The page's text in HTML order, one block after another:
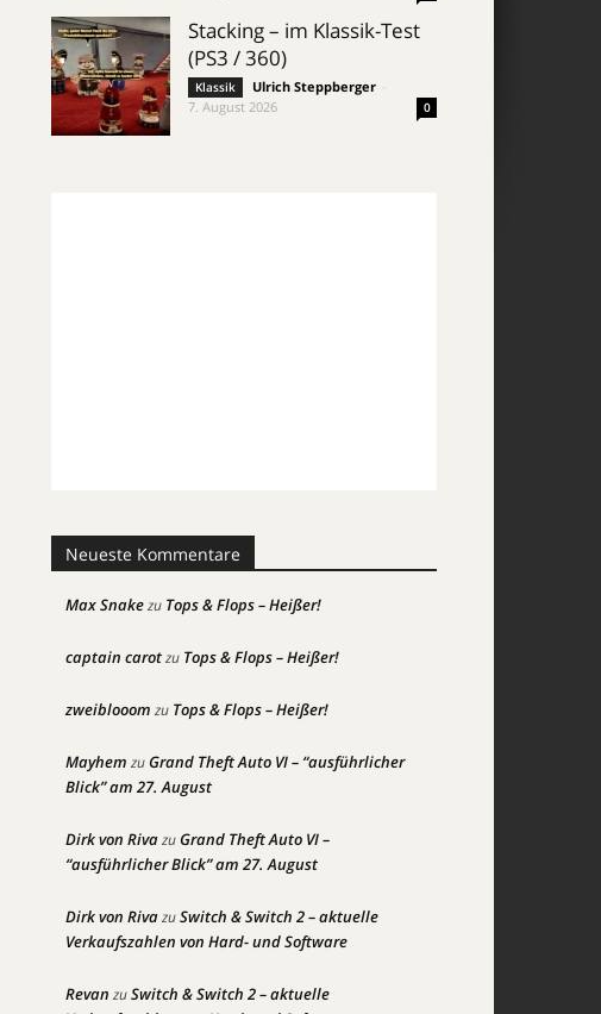
Stacking – im Klassik-Test
(PS3 / 360)
Klassik Ulrich Steppberger
7. August 2026
0
Neueste Kommentare
Max Snakezu Tops & Flops – Heißer!
captain carotzu Tops & Flops – Heißer!
zweiblooom zu Tops & Flops – Heißer!
Mayhem zuGrand Theft Auto VI – “ausführlicher
Blick” am 27. August
Dirk von RivazuGrand Theft Auto VI –
“ausführlicher Blick” am 27. August
Dirk von RivazuSwitch & Switch 2 – aktuelle
Verkaufszahlen von Hard- und Software
Revan zuSwitch & Switch 2 – aktuelle